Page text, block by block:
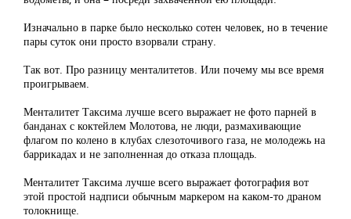
Изначально в парке было несколько сотен человек, но в течение
пары суток они просто взорвали страну.
Так вот. Про разницу менталитетов. Или почему мы все время
проигрываем.
Менталитет Таксима лучше всего выражает не фото парней в
банданах с коктейлем Молотова, не люди, размахивающие
флагом по колено в клубах слезоточивого газа, не молодежь на
баррикадах и не заполненная до отказа площадь.
Менталитет Таксима лучше всего выражает фотография вот
этой простой надписи обычным маркером на каком-то драном
толокнище.